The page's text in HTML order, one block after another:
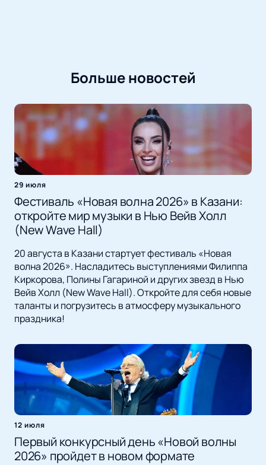
Больше новостей
29 июля
Фестиваль «Новая волна 2026» в Казани:
откройте мир музыки в Нью Вейв Холл
(New Wave Hall)
20 августа в Казани стартует фестиваль «Новая
волна 2026». Насладитесь выступлениями Филиппа
Киркорова, Полины Гагариной и других звезд в Нью
Вейв Холл (New Wave Hall). Откройте для себя новые
таланты и погрузитесь в атмосферу музыкального
праздника!
12 июля
Первый конкурсный день «Новой волны
2026» пройдет в новом формате